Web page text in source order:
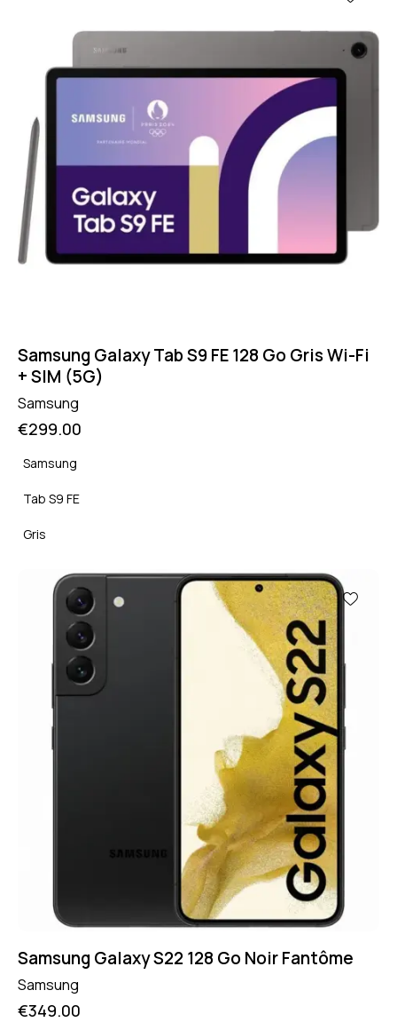
Samsung Galaxy Tab S9 FE 128 Go Gris Wi-Fi
+ SIM (5G)
Samsung
€299.00
Samsung
Tab S9 FE
Gris
Samsung Galaxy S22 128 Go Noir Fantôme
Samsung
€349.00